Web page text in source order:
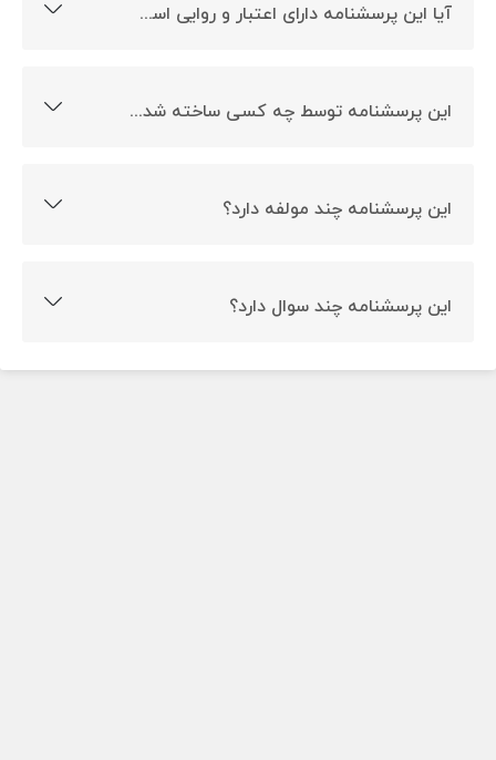
آیا این پرسشنامه دارای اعتبار و روایی است؟
این پرسشنامه توسط چه کسی ساخته شده است؟
این پرسشنامه چند مولفه دارد؟
این پرسشنامه چند سوال دارد؟